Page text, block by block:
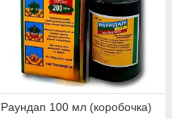
Раундап 100 мл (коробочка)